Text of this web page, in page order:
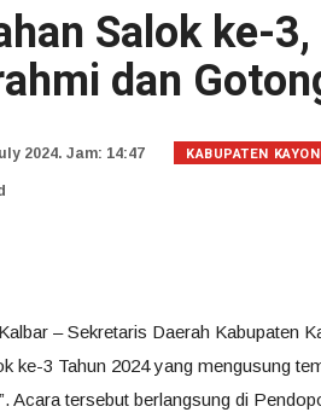
Salok ke-
dan
2024. Jam: 14:47 KABUPATEN
– Sekretaris Daerah Kabupaten
ke-3 Tahun 2024 yang mengusung
Acara tersebut berlangsung di